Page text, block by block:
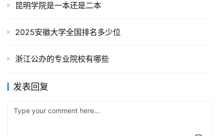
昆明学院是一本还是二本
2025安徽大学全国排名多少位
浙江公办的专业院校有哪些
发表回复